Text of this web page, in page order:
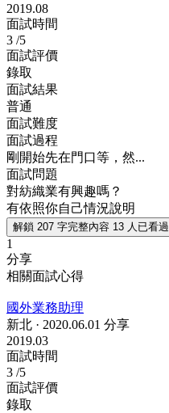
2019.08
面試時間
3 /5
面試評價
錄取
面試結果
普通
面試難度
面試過程
剛開始先在門口等，然...
面試問題
對紡織業有興趣嗎？
有依照你自己情況說明
解鎖 207 字完整內容 13 人已看過
1
分享
相關面試心得
國外業務助理
新北 · 2020.06.01 分享
2019.03
面試時間
3 /5
面試評價
錄取